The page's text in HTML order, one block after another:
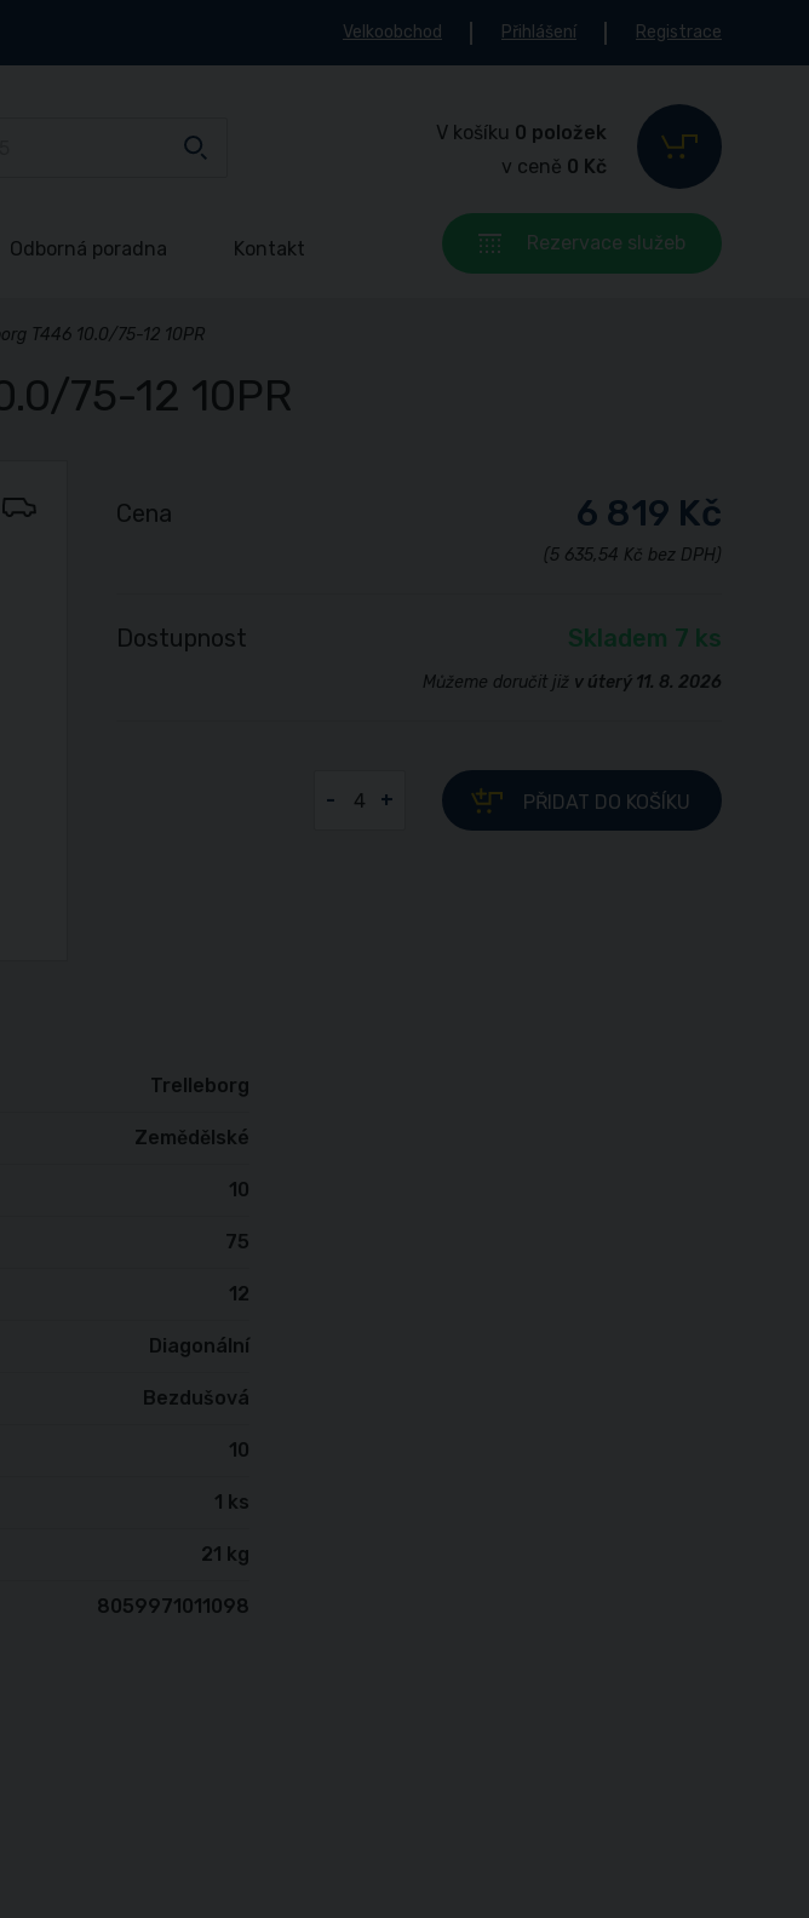
Velkoobchod Přihlášení Registrace
V košíku 0 položek
v ceně 0 Kč
Odborná poradna Kontakt Rezervace služeb
T446 10.0/75-12 10PR
75-12 10PR
Cena 6 819 Kč
(5 635,54 Kč bez DPH)
Dostupnost Skladem 7 ks
Můžeme doručit již v úterý 11. 8. 2026
- + PŘIDAT DO KOŠÍKU
Trelleborg
Zemědělské
10
75
12
Diagonální
Bezdušová
10
1 ks
21 kg
8059971011098